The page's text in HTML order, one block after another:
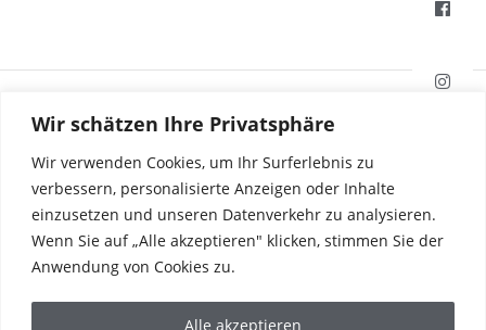
Wir schätzen Ihre Privatsphäre
Wir verwenden Cookies, um Ihr Surferlebnis zu
verbessern, personalisierte Anzeigen oder Inhalte
einzusetzen und unseren Datenverkehr zu analysieren.
Wenn Sie auf „Alle akzeptieren" klicken, stimmen Sie der
Anwendung von Cookies zu.
Alle akzeptieren
Weißinger Straße 16
Tel. +49 7308 96040
Fax +49 7308 960415
info@hafi.de